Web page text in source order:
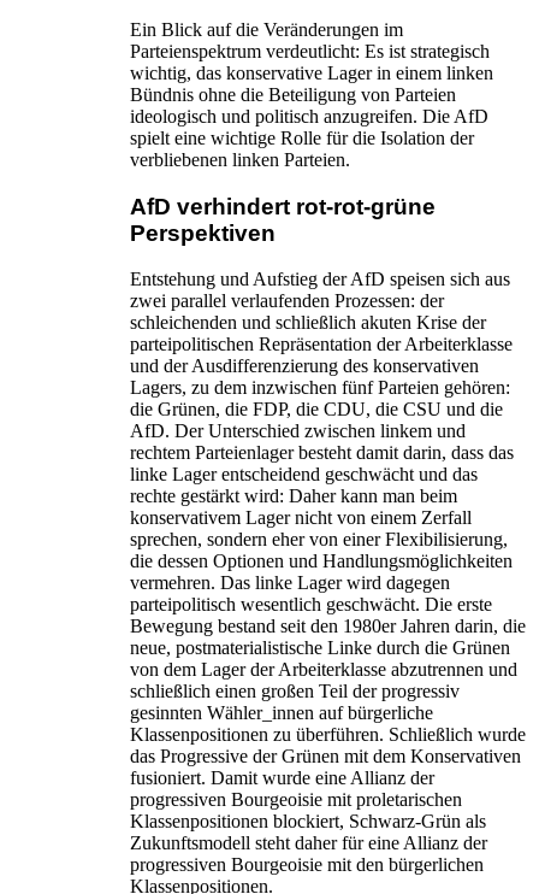
Ein Blick auf die Veränderungen im
Parteienspektrum verdeutlicht: Es ist strategisch
wichtig, das konservative Lager in einem linken
Bündnis ohne die Beteiligung von Parteien
ideologisch und politisch anzugreifen. Die AfD
spielt eine wichtige Rolle für die Isolation der
verbliebenen linken Parteien.
AfD verhindert rot-rot-grüne
Perspektiven
Entstehung und Aufstieg der AfD speisen sich aus
zwei parallel verlaufenden Prozessen: der
schleichenden und schließlich akuten Krise der
parteipolitischen Repräsentation der Arbeiterklasse
und der Ausdifferenzierung des konservativen
Lagers, zu dem inzwischen fünf Parteien gehören:
die Grünen, die FDP, die CDU, die CSU und die
AfD. Der Unterschied zwischen linkem und
rechtem Parteienlager besteht damit darin, dass das
linke Lager entscheidend geschwächt und das
rechte gestärkt wird: Daher kann man beim
konservativem Lager nicht von einem Zerfall
sprechen, sondern eher von einer Flexibilisierung,
die dessen Optionen und Handlungsmöglichkeiten
vermehren. Das linke Lager wird dagegen
parteipolitisch wesentlich geschwächt. Die erste
Bewegung bestand seit den 1980er Jahren darin, die
neue, postmaterialistische Linke durch die Grünen
von dem Lager der Arbeiterklasse abzutrennen und
schließlich einen großen Teil der progressiv
gesinnten Wähler_innen auf bürgerliche
Klassenpositionen zu überführen. Schließlich wurde
das Progressive der Grünen mit dem Konservativen
fusioniert. Damit wurde eine Allianz der
progressiven Bourgeoisie mit proletarischen
Klassenpositionen blockiert, Schwarz-Grün als
Zukunftsmodell steht daher für eine Allianz der
progressiven Bourgeoisie mit den bürgerlichen
Klassenpositionen.